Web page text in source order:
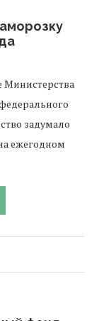
Министерства
задумало
ежегодном